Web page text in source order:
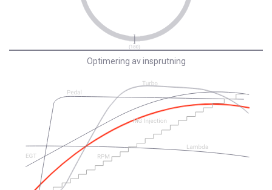
Optimering av insprutning